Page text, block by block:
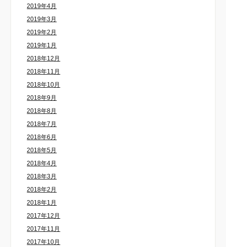
2019年4月
2019年3月
2019年2月
2019年1月
2018年12月
2018年11月
2018年10月
2018年9月
2018年8月
2018年7月
2018年6月
2018年5月
2018年4月
2018年3月
2018年2月
2018年1月
2017年12月
2017年11月
2017年10月